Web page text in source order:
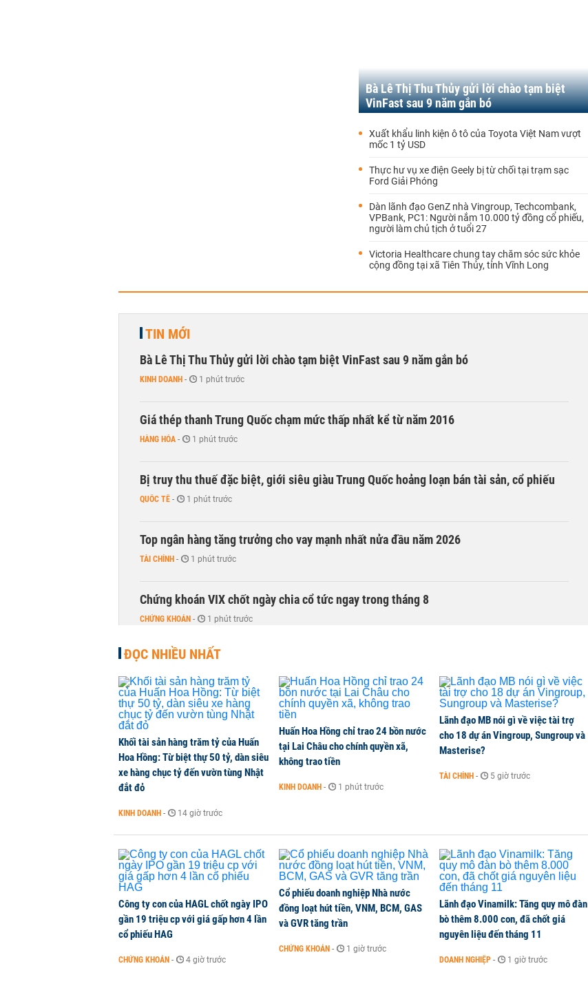
Bà Lê Thị Thu Thủy gửi lời chào tạm biệt
VinFast sau 9 năm gắn bó
Xuất khẩu linh kiện ô tô của Toyota Việt Nam vượt
mốc 1 tỷ USD
Thực hư vụ xe điện Geely bị từ chối tại trạm sạc
Ford Giải Phóng
Dàn lãnh đạo GenZ nhà Vingroup, Techcombank,
VPBank, PC1: Người nắm 10.000 tỷ đồng cổ phiếu,
người làm chủ tịch ở tuổi 27
Victoria Healthcare chung tay chăm sóc sức khỏe
cộng đồng tại xã Tiên Thủy, tỉnh Vĩnh Long
TIN MỚI
Bà Lê Thị Thu Thủy gửi lời chào tạm biệt VinFast sau 9 năm gắn bó
KINH DOANH - 1 phút trước
Giá thép thanh Trung Quốc chạm mức thấp nhất kể từ năm 2016
HÀNG HÓA - 1 phút trước
Bị truy thu thuế đặc biệt, giới siêu giàu Trung Quốc hoảng loạn bán tài sản, cổ phiếu
QUỐC TẾ - 1 phút trước
Top ngân hàng tăng trưởng cho vay mạnh nhất nửa đầu năm 2026
TÀI CHÍNH - 1 phút trước
Chứng khoán VIX chốt ngày chia cổ tức ngay trong tháng 8
CHỨNG KHOÁN - 1 phút trước
DMX hút gần 700 tỷ đồng vốn ngoại trong phiên thứ hai lên HOSE
CHỨNG KHOÁN - 1 phút trước
Chuyên gia Phạm Xuân Hoè chỉ ra 6 nguyên nhân khiến dòng vốn trong nền kinh tế
còn 'tắc nghẽn'
THỜI SỰ - 1 phút trước
VNPT nắm giữ hơn 62.000 tỷ đồng tiền mặt, ngang ngửa MWG
DOANH NGHIỆP - 1 phút trước
ĐỌC NHIỀU NHẤT
Khối tài sản hàng trăm tỷ của Huấn
Hoa Hồng: Từ biệt thự 50 tỷ, dàn siêu
xe hàng chục tỷ đến vườn tùng Nhật
đắt đỏ
KINH DOANH - 14 giờ trước
Huấn Hoa Hồng chỉ trao 24 bồn nước
tại Lai Châu cho chính quyền xã,
không trao tiền
KINH DOANH - 1 phút trước
Lãnh đạo MB nói gì về việc tài trợ
cho 18 dự án Vingroup, Sungroup và
Masterise?
TÀI CHÍNH - 5 giờ trước
Công ty con của HAGL chốt ngày IPO
gần 19 triệu cp với giá gấp hơn 4 lần
cổ phiếu HAG
CHỨNG KHOÁN - 4 giờ trước
Cổ phiếu doanh nghiệp Nhà nước
đồng loạt hút tiền, VNM, BCM, GAS
và GVR tăng trần
CHỨNG KHOÁN - 1 giờ trước
Lãnh đạo Vinamilk: Tăng quy mô đàn
bò thêm 8.000 con, đã chốt giá
nguyên liệu đến tháng 11
DOANH NGHIỆP - 1 giờ trước